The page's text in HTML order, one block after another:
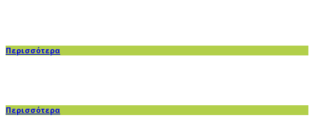
Περισσότερα
Περισσότερα